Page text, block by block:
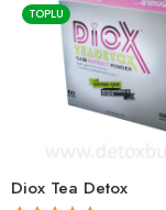
TOPLU
Diox Tea Detox